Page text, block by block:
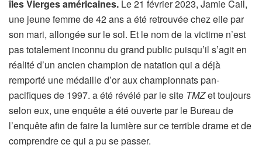
îles Vierges américaines. Le 21 février 2023, Jamie Cail,
une jeune femme de 42 ans a été retrouvée chez elle par
son mari, allongée sur le sol. Et le nom de la victime n’est
pas totalement inconnu du grand public puisqu’il s’agit en
réalité d’un ancien champion de natation qui a déjà
remporté une médaille d’or aux championnats pan-
pacifiques de 1997. a été révélé par le site TMZet toujours
selon eux, une enquête a été ouverte par le Bureau de
l’enquête afin de faire la lumière sur ce terrible drame et de
comprendre ce qui a pu se passer.